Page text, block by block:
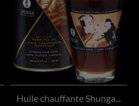
Huile chauffante Shunga...